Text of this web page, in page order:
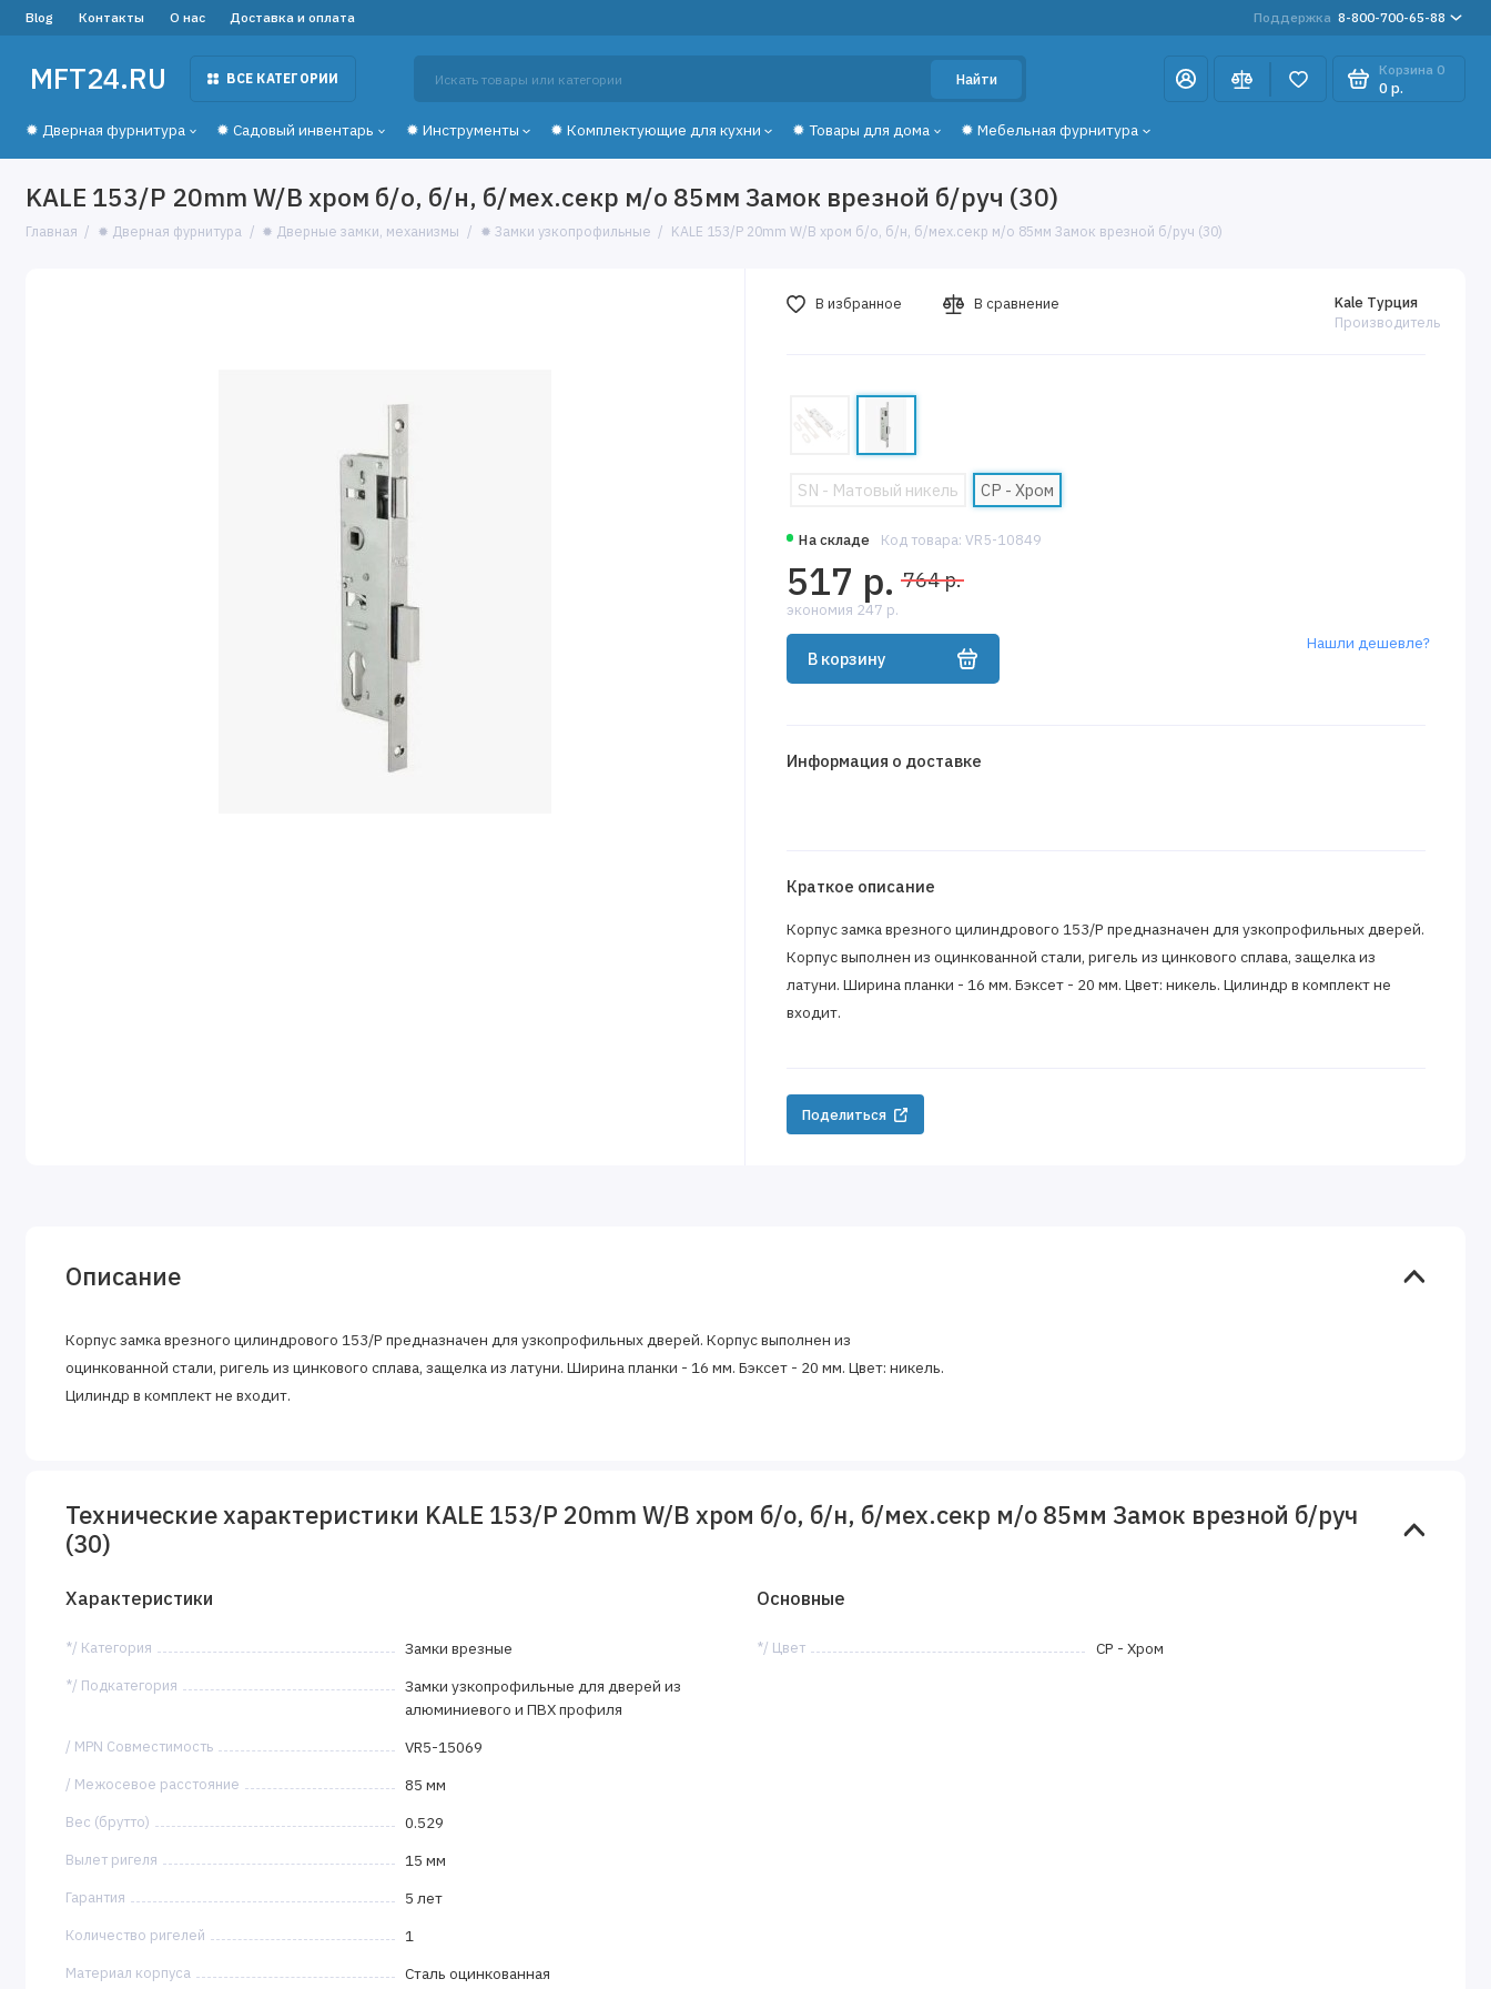
Blog Контакты О нас Доставка и оплата Поддержка 8-800-700-65-88
MFT24.RU ВСЕ КАТЕГОРИИ Найти
Корзина 0
0 р.
✹ Дверная фурнитура ✹ Садовый инвентарь ✹ Инструменты ✹ Комплектующие для кухни ✹ Товары для дома ✹ Мебельная фурнитура
KALE 153/P 20mm W/B хром б/о, б/н, б/мех.секр м/о 85мм Замок врезной б/руч (30)
Главная ✹ Дверная фурнитура ✹ Дверные замки, механизмы ✹ Замки узкопрофильные KALE 153/P 20mm W/B хром б/о, б/н, б/мех.секр м/о 85мм Замок врезной б/руч (30)
На складе Код товара: VR5-10849
Kale Турция
Производитель
517 р. 764 р.
экономия 247 р.
В корзину
Нашли дешевле?
В избранное В сравнение
SN - Матовый никель CP - Хром
Информация о доставке
Краткое описание
Корпус замка врезного цилиндрового 153/Р предназначен для узкопрофильных дверей.
Корпус выполнен из оцинкованной стали, ригель из цинкового сплава, защелка из
латуни. Ширина планки - 16 мм. Бэксет - 20 мм. Цвет: никель. Цилиндр в комплект не
входит.
Поделиться
Описание
Корпус замка врезного цилиндрового 153/Р предназначен для узкопрофильных дверей. Корпус выполнен из
оцинкованной стали, ригель из цинкового сплава, защелка из латуни. Ширина планки - 16 мм. Бэксет - 20 мм. Цвет: никель.
Цилиндр в комплект не входит.
Технические характеристики KALE 153/P 20mm W/B хром б/о, б/н, б/мех.секр м/о 85мм Замок врезной б/руч
(30)
Характеристики
*/ Категория Замки врезные
*/ Подкатегория
Замки узкопрофильные для дверей из
алюминиевого и ПВХ профиля
/ MPN Совместимость VR5-15069
/ Межосевое расстояние 85 мм
Вес (брутто) 0.529
Вылет ригеля 15 мм
Гарантия 5 лет
Количество ригелей 1
Материал корпуса Сталь оцинкованная
Основные
*/ Цвет CP - Хром